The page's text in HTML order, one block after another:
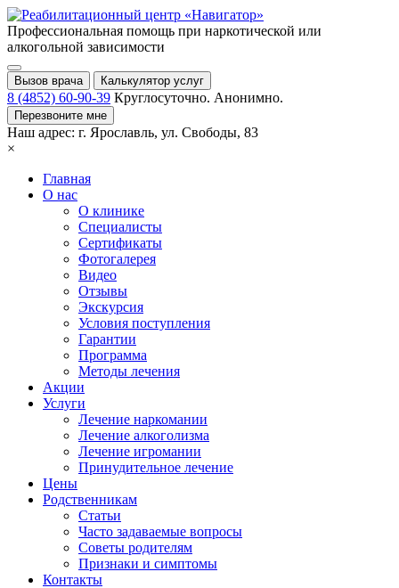
Профессиональная помощь при наркотической или
алкогольной зависимости
Вызов врача Калькулятор услуг
8 (4852) 60-90-39 Круглосуточно. Анонимно.
Перезвоните мне
Наш адрес: г. Ярославль, ул. Свободы, 83
×
Главная
О нас
О клинике
Специалисты
Сертификаты
Фотогалерея
Видео
Отзывы
Экскурсия
Условия поступления
Гарантии
Программа
Методы лечения
Акции
Услуги
Лечение наркомании
Лечение алкоголизма
Лечение игромании
Принудительное лечение
Цены
Родственникам
Статьи
Часто задаваемые вопросы
Советы родителям
Признаки и симптомы
Контакты